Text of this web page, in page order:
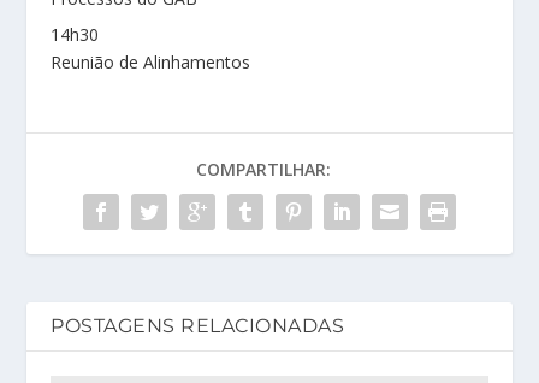
14h30
Reunião de Alinhamentos
COMPARTILHAR:
POSTAGENS RELACIONADAS